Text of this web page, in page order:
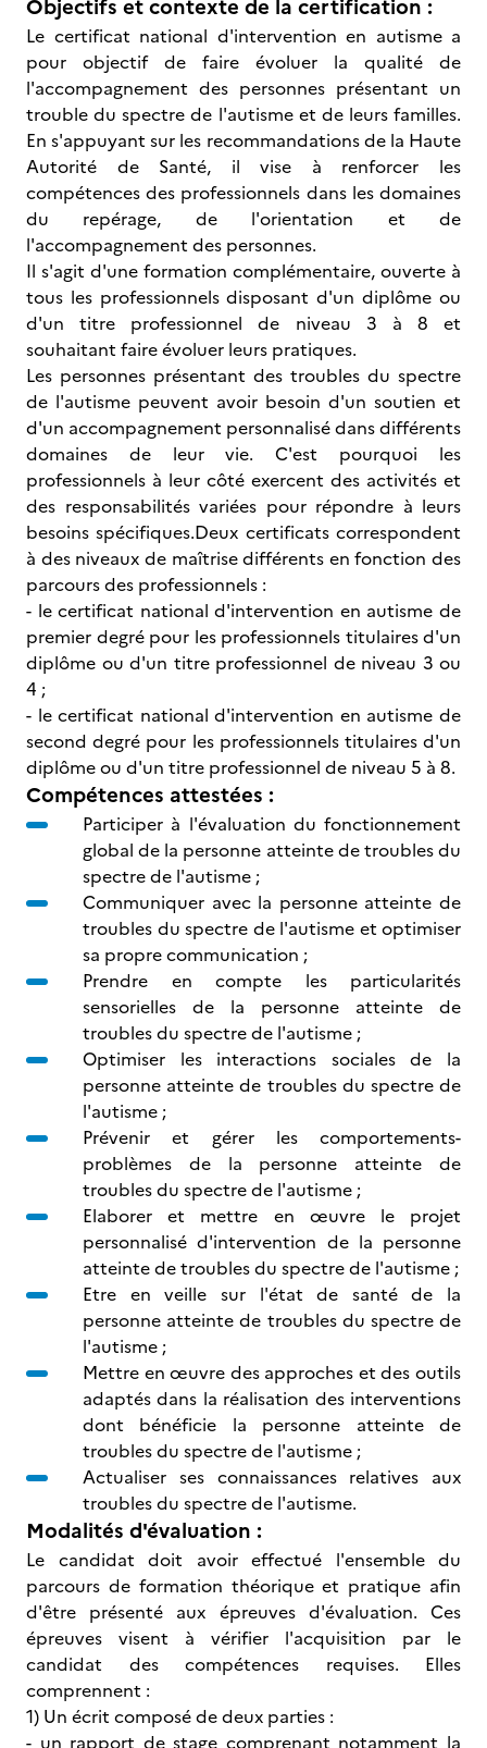
Objectifs et contexte de la certification :
Le certificat national d'intervention en autisme a
pour objectif de faire évoluer la qualité de
l'accompagnement des personnes présentant un
trouble du spectre de l'autisme et de leurs familles.
En s'appuyant sur les recommandations de la Haute
Autorité de Santé, il vise à renforcer les
compétences des professionnels dans les domaines
du repérage, de l'orientation et de
l'accompagnement des personnes.
Il s'agit d'une formation complémentaire, ouverte à
tous les professionnels disposant d'un diplôme ou
d'un titre professionnel de niveau 3 à 8 et
souhaitant faire évoluer leurs pratiques.
Les personnes présentant des troubles du spectre
de l'autisme peuvent avoir besoin d'un soutien et
d'un accompagnement personnalisé dans différents
domaines de leur vie. C'est pourquoi les
professionnels à leur côté exercent des activités et
des responsabilités variées pour répondre à leurs
besoins spécifiques.Deux certificats correspondent
à des niveaux de maîtrise différents en fonction des
parcours des professionnels :
- le certificat national d'intervention en autisme de
premier degré pour les professionnels titulaires d'un
diplôme ou d'un titre professionnel de niveau 3 ou
4 ;
- le certificat national d'intervention en autisme de
second degré pour les professionnels titulaires d'un
diplôme ou d'un titre professionnel de niveau 5 à 8.
Compétences attestées :
Participer à l'évaluation du fonctionnement
global de la personne atteinte de troubles du
spectre de l'autisme ;
Communiquer avec la personne atteinte de
troubles du spectre de l'autisme et optimiser
sa propre communication ;
Prendre en compte les particularités
sensorielles de la personne atteinte de
troubles du spectre de l'autisme ;
Optimiser les interactions sociales de la
personne atteinte de troubles du spectre de
l'autisme ;
Prévenir et gérer les comportements-
problèmes de la personne atteinte de
troubles du spectre de l'autisme ;
Elaborer et mettre en œuvre le projet
personnalisé d'intervention de la personne
atteinte de troubles du spectre de l'autisme ;
Etre en veille sur l'état de santé de la
personne atteinte de troubles du spectre de
l'autisme ;
Mettre en œuvre des approches et des outils
adaptés dans la réalisation des interventions
dont bénéficie la personne atteinte de
troubles du spectre de l'autisme ;
Actualiser ses connaissances relatives aux
troubles du spectre de l'autisme.
Modalités d'évaluation :
Le candidat doit avoir effectué l'ensemble du
parcours de formation théorique et pratique afin
d'être présenté aux épreuves d'évaluation. Ces
épreuves visent à vérifier l'acquisition par le
candidat des compétences requises. Elles
comprennent :
1) Un écrit composé de deux parties :
- un rapport de stage comprenant notamment la